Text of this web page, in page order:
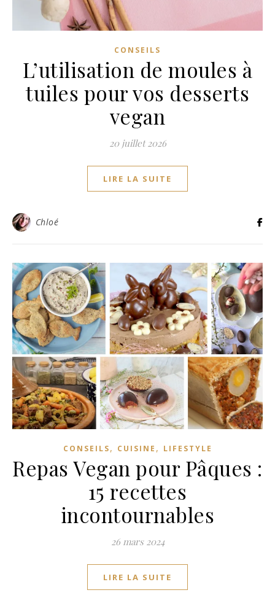
CONSEILS
L’utilisation de moules à
tuiles pour vos desserts
vegan
20 juillet 2026
LIRE LA SUITE
Chloé
CONSEILS, CUISINE , LIFESTYLE
Repas Vegan pour Pâques :
15 recettes
incontournables
26 mars 2024
LIRE LA SUITE